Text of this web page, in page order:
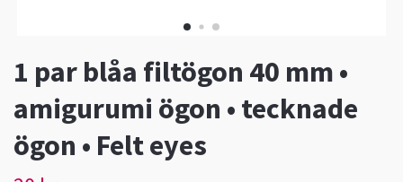
1 par blåa filtögon 40 mm •
amigurumi ögon • tecknade
ögon • Felt eyes